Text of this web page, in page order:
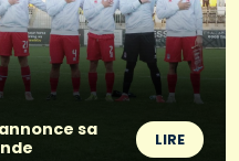
sa
LIRE